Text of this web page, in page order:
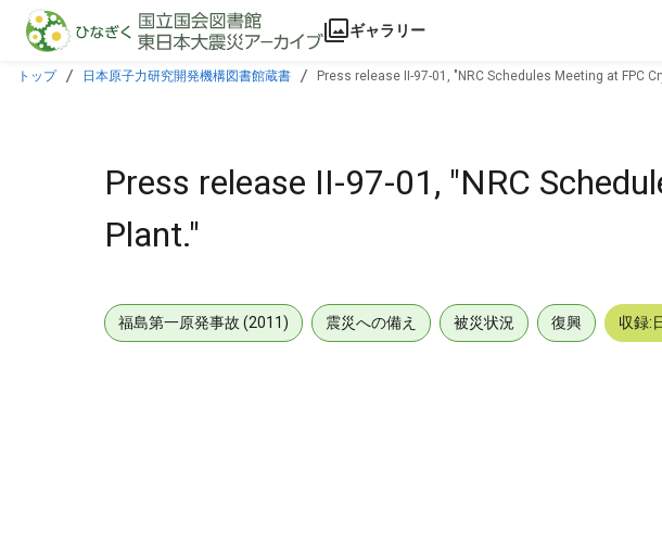
本文に飛ぶ
ギャラリー
トップ 日本原子力研究開発機構図書館蔵書 Press release II-97-01, "NRC Schedules Meeting at FPC
Press release II-97-01, "NRC
Plant."
福島第一原発事故 (2011) 震災への備え 被災状況 復興 収録: